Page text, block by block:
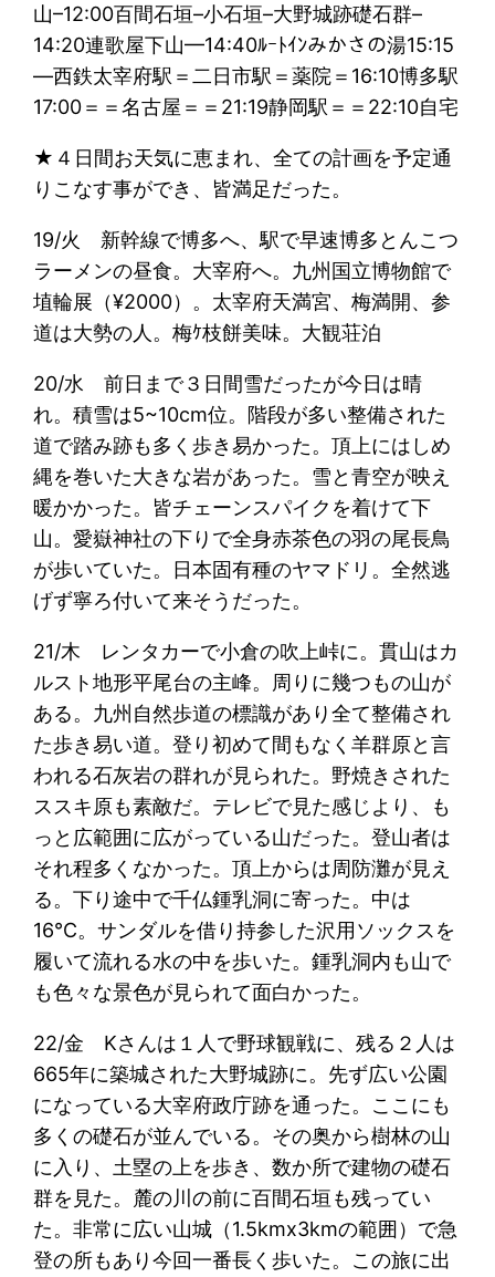
山–12:00百間石垣–小石垣–大野城跡礎石群–
14:20連歌屋下山—14:40ﾙｰﾄｲﾝみかさの湯15:15
—西鉄太宰府駅＝二日市駅＝薬院＝16:10博多駅
17:00＝＝名古屋＝＝21:19静岡駅＝＝22:10自宅
★４日間お天気に恵まれ、全ての計画を予定通
りこなす事ができ、皆満足だった。
19/火 新幹線で博多へ、駅で早速博多とんこつ
ラーメンの昼食。大宰府へ。九州国立博物館で
埴輪展（¥2000）。太宰府天満宮、梅満開、参
道は大勢の人。梅ｹ枝餅美味。大観荘泊
20/水 前日まで３日間雪だったが今日は晴
れ。積雪は5~10cm位。階段が多い整備された
道で踏み跡も多く歩き易かった。頂上にはしめ
縄を巻いた大きな岩があった。雪と青空が映え
暖かかった。皆チェーンスパイクを着けて下
山。愛嶽神社の下りで全身赤茶色の羽の尾長鳥
が歩いていた。日本固有種のヤマドリ。全然逃
げず寧ろ付いて来そうだった。
21/木 レンタカーで小倉の吹上峠に。貫山はカ
ルスト地形平尾台の主峰。周りに幾つもの山が
ある。九州自然歩道の標識があり全て整備され
た歩き易い道。登り初めて間もなく羊群原と言
われる石灰岩の群れが見られた。野焼きされた
ススキ原も素敵だ。テレビで見た感じより、も
っと広範囲に広がっている山だった。登山者は
それ程多くなかった。頂上からは周防灘が見え
る。下り途中で千仏鍾乳洞に寄った。中は
16℃。サンダルを借り持参した沢用ソックスを
履いて流れる水の中を歩いた。鍾乳洞内も山で
も色々な景色が見られて面白かった。
22/金 Kさんは１人で野球観戦に、残る２人は
665年に築城された大野城跡に。先ず広い公園
になっている大宰府政庁跡を通った。ここにも
多くの礎石が並んでいる。その奥から樹林の山
に入り、土塁の上を歩き、数か所で建物の礎石
群を見た。麓の川の前に百間石垣も残ってい
た。非常に広い山城（1.5kmx3kmの範囲）で急
登の所もあり今回一番長く歩いた。この旅に出